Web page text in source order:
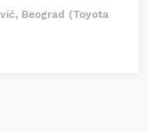
Beograd (Toyota